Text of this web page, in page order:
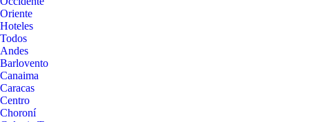
Oriente
Hoteles
Todos
Andes
Barlovento
Canaima
Caracas
Centro
Choroní